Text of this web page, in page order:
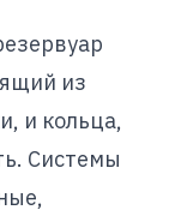
из
и кольца,
Системы